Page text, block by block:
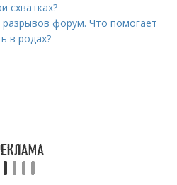
схватках?
форум. Что помогает
в родах?